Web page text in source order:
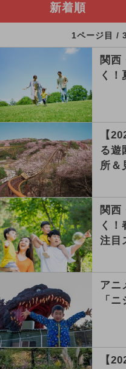
新着順
1ページ目 /
関西
く！
【
る遊
所＆
関西
く！
注目
アニ
「
【